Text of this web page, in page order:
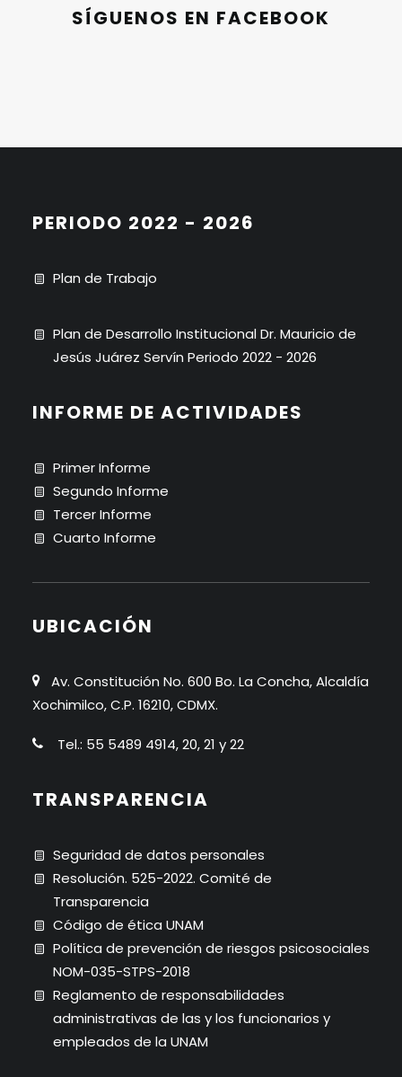
SÍGUENOS EN FACEBOOK
PERIODO 2022 - 2026
Plan de Trabajo
Plan de Desarrollo Institucional Dr. Mauricio de
Jesús Juárez Servín Periodo 2022 - 2026
INFORME DE ACTIVIDADES
Primer Informe
Segundo Informe
Tercer Informe
Cuarto Informe
UBICACIÓN
Av. Constitución No. 600 Bo. La Concha, Alcaldía
Xochimilco, C.P. 16210, CDMX.
Tel.: 55 5489 4914, 20, 21 y 22
TRANSPARENCIA
Seguridad de datos personales
Resolución. 525-2022. Comité de
Transparencia
Código de ética UNAM
Política de prevención de riesgos psicosociales
NOM-035-STPS-2018
Reglamento de responsabilidades
administrativas de las y los funcionarios y
empleados de la UNAM